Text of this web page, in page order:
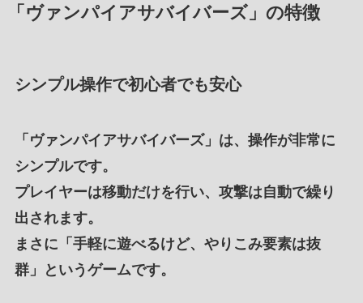
「ヴァンパイアサバイバーズ」の特徴
シンプル操作で初心者でも安心
「 ヴァンパイアサバイバーズ」は、操作が非常に
シンプルです。
プレイヤーは移動だけを行い、 攻撃は自動で繰り
出されます。
まさに「 手軽に遊べるけど、 やりこみ要素は抜
群」というゲームです。